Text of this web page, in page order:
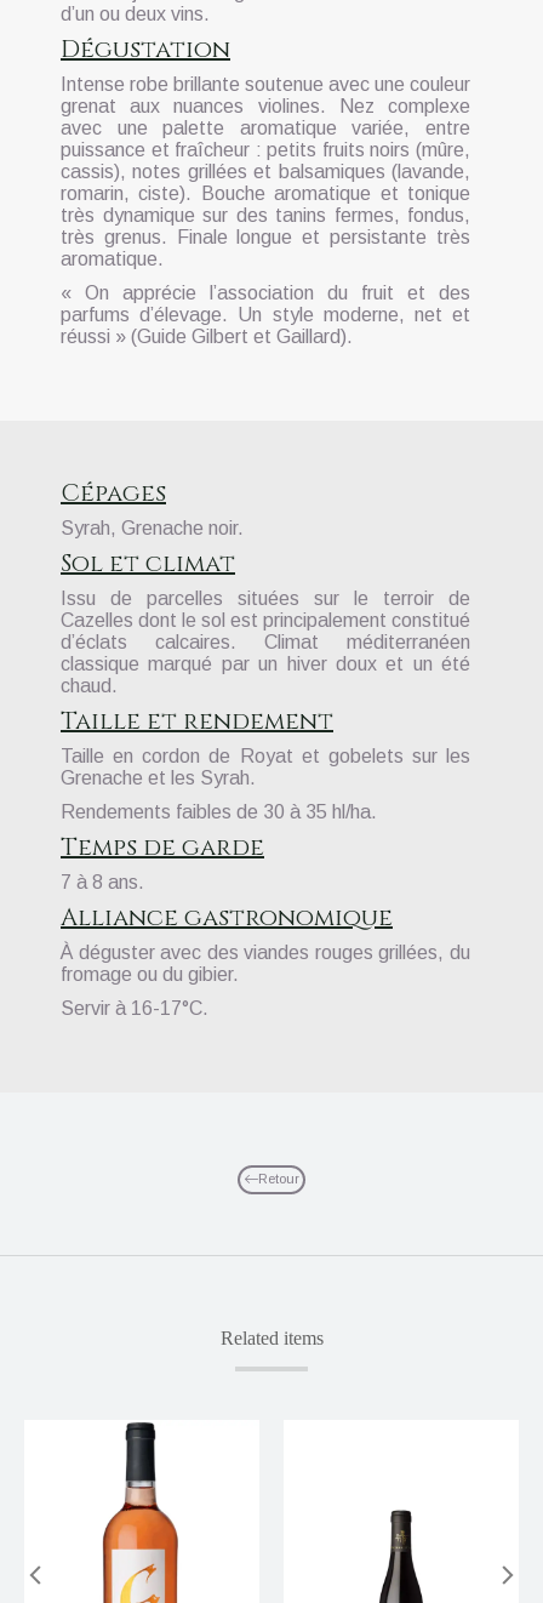
d’un ou deux vins.
Dégustation
Intense robe brillante soutenue avec une couleur
grenat aux nuances violines. Nez complexe
avec une palette aromatique variée, entre
puissance et fraîcheur : petits fruits noirs (mûre,
cassis), notes grillées et balsamiques (lavande,
romarin, ciste). Bouche aromatique et tonique
très dynamique sur des tanins fermes, fondus,
très grenus. Finale longue et persistante très
aromatique.
« On apprécie l’association du fruit et des
parfums d’élevage. Un style moderne, net et
réussi » (Guide Gilbert et Gaillard).
Cépages
Syrah, Grenache noir.
Sol et climat
Issu de parcelles situées sur le terroir de
Cazelles dont le sol est principalement constitué
d’éclats calcaires. Climat méditerranéen
classique marqué par un hiver doux et un été
chaud.
Taille et rendement
Taille en cordon de Royat et gobelets sur les
Grenache et les Syrah.
Rendements faibles de 30 à 35 hl/ha.
Temps de garde
7 à 8 ans.
Alliance gastronomique
À déguster avec des viandes rouges grillées, du
fromage ou du gibier.
Servir à 16-17°C.
Retour
Related items